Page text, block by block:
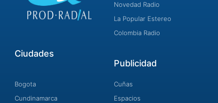
Novedad Radio
La Popular Estereo
Colombia Radio
Ciudades
Bogota
Cundinamarca
Publicidad
Cuñas
Espacios